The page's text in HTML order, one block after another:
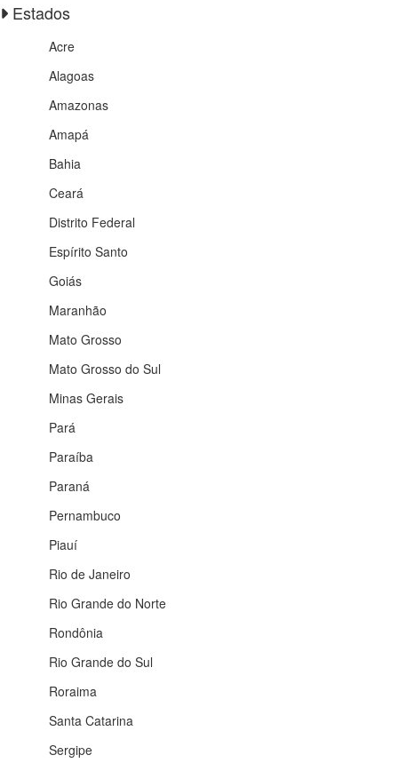
Estados
Acre
Alagoas
Amazonas
Amapá
Bahia
Ceará
Distrito Federal
Espírito Santo
Goiás
Maranhão
Mato Grosso
Mato Grosso do Sul
Minas Gerais
Pará
Paraíba
Paraná
Pernambuco
Piauí
Rio de Janeiro
Rio Grande do Norte
Rondônia
Rio Grande do Sul
Roraima
Santa Catarina
Sergipe